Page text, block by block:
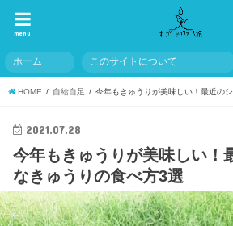
menu
ホーム このサイトについて
HOME 自給自足 今年もきゅうりが美味しい！最近の
2021.07.28
今年もきゅうりが美味しい！
なきゅうりの食べ方3選